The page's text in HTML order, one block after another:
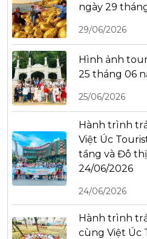
ngày 29
29/06/2026
Hình ảnh
25 tháng 06
25/06/2026
Hành trình
Việt Úc
tầng và Đô
24/06/2026
24/06/2026
Hành trình
cùng Việt Úc